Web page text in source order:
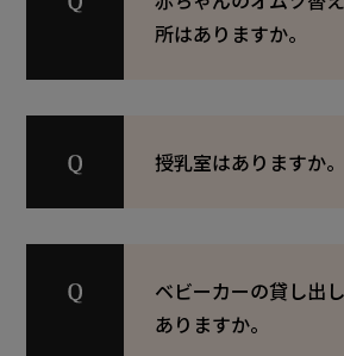
所はありますか。
授乳室はありますか。
ベビーカーの貸し出
ありますか。